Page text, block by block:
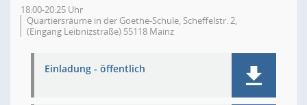
18:00-20:25 Uhr
Quartiersräume in der Goethe-Schule, Scheffelstr. 2,
(Eingang Leibnizstraße) 55118 Mainz
Einladung - öffentlich